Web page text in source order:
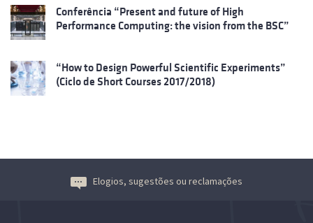
Conferência “Present and future of High
Performance Computing: the vision from the BSC”
“How to Design Powerful Scientific Experiments”
(Ciclo de Short Courses 2017/2018)
Elogios, sugestões ou reclamações